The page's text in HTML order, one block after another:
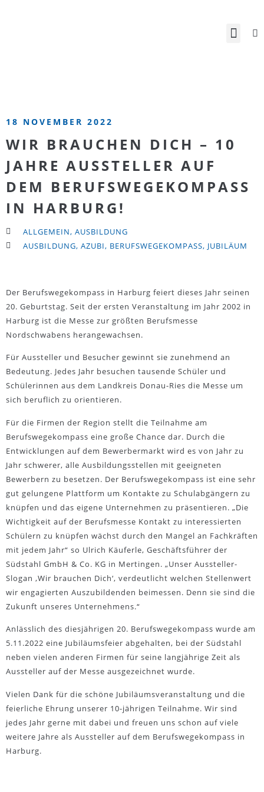
18 NOVEMBER 2022
WIR BRAUCHEN DICH – 10
JAHRE AUSSTELLER AUF
DEM BERUFSWEGEKOMPASS
IN HARBURG!
ALLGEMEIN, AUSBILDUNG
AUSBILDUNG, AZUBI, BERUFSWEGEKOMPASS, JUBILÄUM
Der Berufswegekompass in Harburg feiert dieses Jahr seinen
20. Geburtstag. Seit der ersten Veranstaltung im Jahr 2002 in
Harburg ist die Messe zur größten Berufsmesse
Nordschwabens herangewachsen.
Für Aussteller und Besucher gewinnt sie zunehmend an
Bedeutung. Jedes Jahr besuchen tausende Schüler und
Schülerinnen aus dem Landkreis Donau-Ries die Messe um
sich beruflich zu orientieren.
Für die Firmen der Region stellt die Teilnahme am
Berufswegekompass eine große Chance dar. Durch die
Entwicklungen auf dem Bewerbermarkt wird es von Jahr zu
Jahr schwerer, alle Ausbildungsstellen mit geeigneten
Bewerbern zu besetzen. Der Berufswegekompass ist eine sehr
gut gelungene Plattform um Kontakte zu Schulabgängern zu
knüpfen und das eigene Unternehmen zu präsentieren. „Die
Wichtigkeit auf der Berufsmesse Kontakt zu interessierten
Schülern zu knüpfen wächst durch den Mangel an Fachkräften
mit jedem Jahr“ so Ulrich Käuferle, Geschäftsführer der
Südstahl GmbH & Co. KG in Mertingen. „Unser Aussteller-
Slogan ‚Wir brauchen Dich‘, verdeutlicht welchen Stellenwert
wir engagierten Auszubildenden beimessen. Denn sie sind die
Zukunft unseres Unternehmens.“
Anlässlich des diesjährigen 20. Berufswegekompass wurde am
5.11.2022 eine Jubiläumsfeier abgehalten, bei der Südstahl
neben vielen anderen Firmen für seine langjährige Zeit als
Aussteller auf der Messe ausgezeichnet wurde.
Vielen Dank für die schöne Jubiläumsveranstaltung und die
feierliche Ehrung unserer 10-jährigen Teilnahme. Wir sind
jedes Jahr gerne mit dabei und freuen uns schon auf viele
weitere Jahre als Aussteller auf dem Berufswegekompass in
Harburg.